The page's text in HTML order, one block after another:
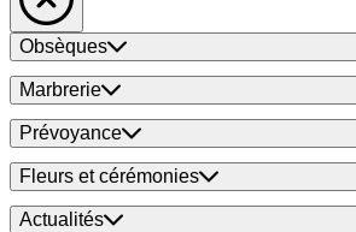
Obsèques
Marbrerie
Prévoyance
Fleurs et cérémonies
Actualités